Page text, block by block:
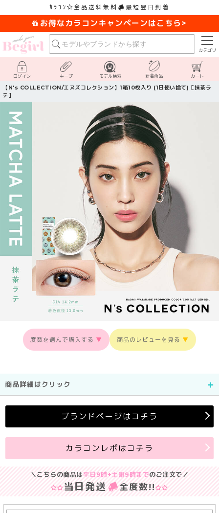
ｶﾗｺﾝ 全品送料無料 最短翌日到着
お得なカラコンキャンペーンはこちら>
カテゴリ
ログイン キープ モデル検索 新着商品 カート
【N's COLLECTION/エヌズコレクション】1箱10枚入り (1日使い捨て)［抹茶ラ
テ］
度数を選んで購入する ▼ 商品のレビューを見る ▼
商品詳細はクリック
ブランドページはコチラ
カラコンレポはコチラ
＼こちらの商品は平日9時+土曜9時までのご注文で／
当日発送 全度数!!